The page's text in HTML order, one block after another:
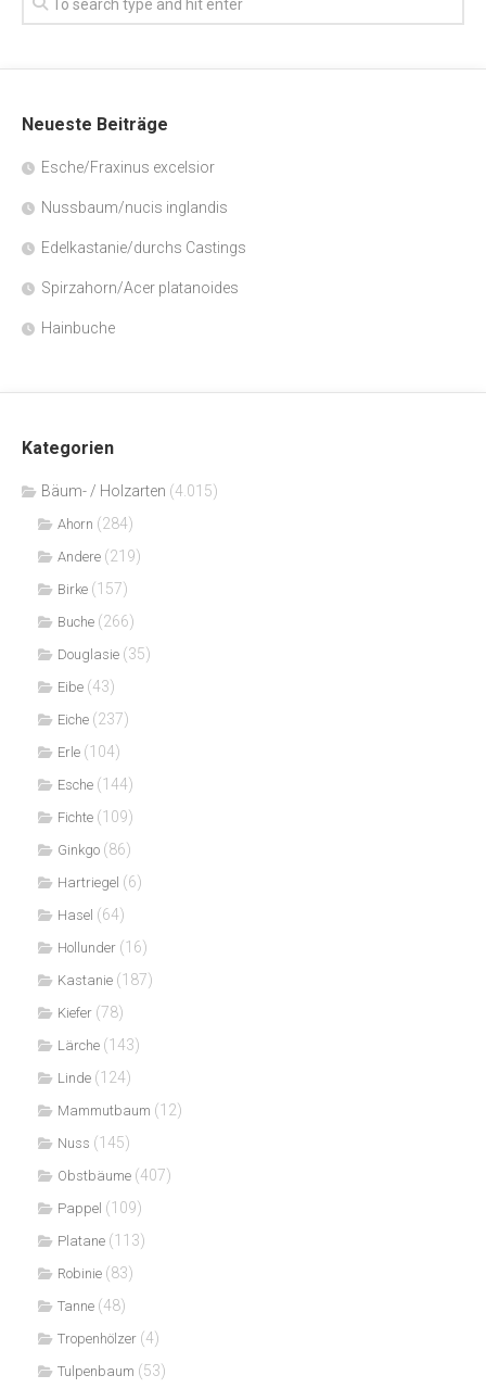
Neueste Beiträge
Esche/Fraxinus excelsior
Nussbaum/nucis inglandis
Edelkastanie/durchs Castings
Spirzahorn/Acer platanoides
Hainbuche
Kategorien
Bäum- / Holzarten (4.015)
Ahorn (284)
Andere (219)
Birke (157)
Buche (266)
Douglasie (35)
Eibe (43)
Eiche (237)
Erle (104)
Esche (144)
Fichte (109)
Ginkgo (86)
Hartriegel (6)
Hasel (64)
Hollunder (16)
Kastanie (187)
Kiefer (78)
Lärche (143)
Linde (124)
Mammutbaum (12)
Nuss (145)
Obstbäume (407)
Pappel (109)
Platane (113)
Robinie (83)
Tanne (48)
Tropenhölzer (4)
Tulpenbaum (53)